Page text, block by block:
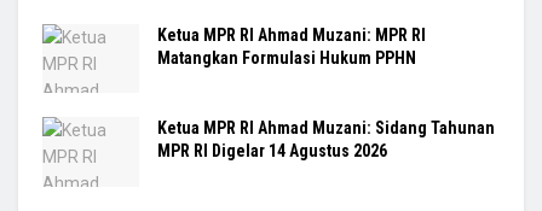
Ketua MPR RI Ahmad Muzani: MPR RI
Matangkan Formulasi Hukum PPHN
Ketua MPR RI Ahmad Muzani: Sidang Tahunan
MPR RI Digelar 14 Agustus 2026